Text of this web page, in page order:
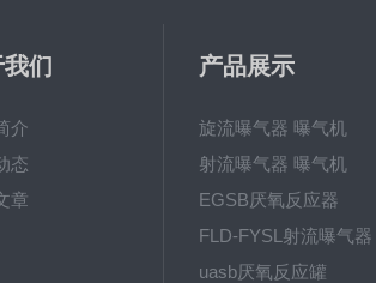
们
介
态
章
产品展示
旋流曝气器 曝气机
射流曝气器 曝气机
EGSB厌氧反应器
FLD-FYSL射流曝气器
uasb厌氧反应罐